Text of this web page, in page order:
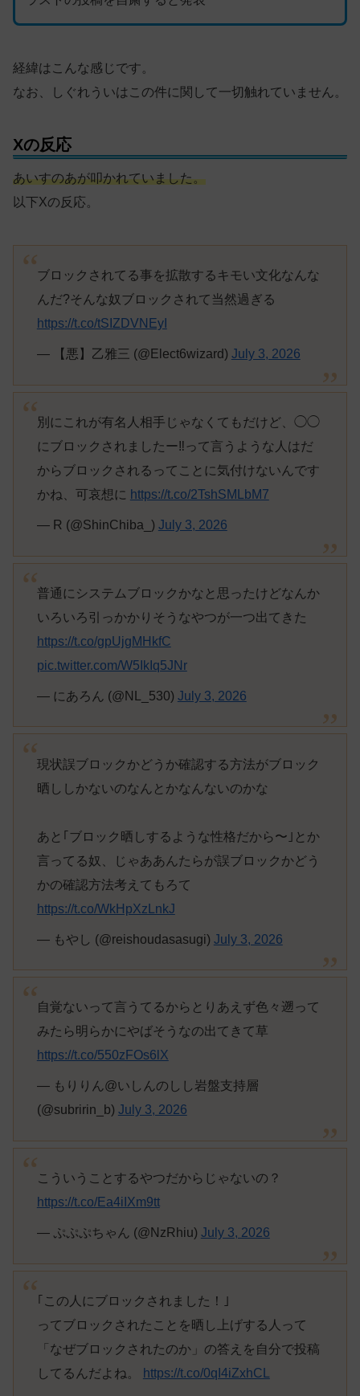
経緯はこんな感じです。
なお、しぐれういはこの件に関して一切触れていません。
Xの反応
あいすのあが叩かれていました。
以下Xの反応。
ブロックされてる事を拡散するキモい文化なんな
んだ?そんな奴ブロックされて当然過ぎる
https://t.co/tSIZDVNEyI
— 【悪】乙雅三 (@Elect6wizard) July 3, 2026
別にこれが有名人相手じゃなくてもだけど、◯◯
にブロックされましたー‼️って言うような人はだ
からブロックされるってことに気付けないんです
かね、可哀想に https://t.co/2TshSMLbM7
— R (@ShinChiba_) July 3, 2026
普通にシステムブロックかなと思ったけどなんか
いろいろ引っかかりそうなやつが一つ出てきた
https://t.co/gpUjgMHkfC
pic.twitter.com/W5IkIq5JNr
— にあろん (@NL_530) July 3, 2026
現状誤ブロックかどうか確認する方法がブロック
晒ししかないのなんとかなんないのかな
あと｢ブロック晒しするような性格だから〜｣とか
言ってる奴、じゃああんたらが誤ブロックかどう
かの確認方法考えてもろて
https://t.co/WkHpXzLnkJ
— もやし (@reishoudasasugi) July 3, 2026
自覚ないって言うてるからとりあえず色々遡って
みたら明らかにやばそうなの出てきて草
https://t.co/550zFOs6lX
— もりりん@いしんのしし岩盤支持層
(@subririn_b) July 3, 2026
こういうことするやつだからじゃないの？
https://t.co/Ea4iIXm9tt
— ぷぷぷちゃん (@NzRhiu) July 3, 2026
｢この人にブロックされました！｣
ってブロックされたことを晒し上げする人って
「なぜブロックされたのか」の答えを自分で投稿
してるんだよね。
https://t.co/0qI4iZxhCL